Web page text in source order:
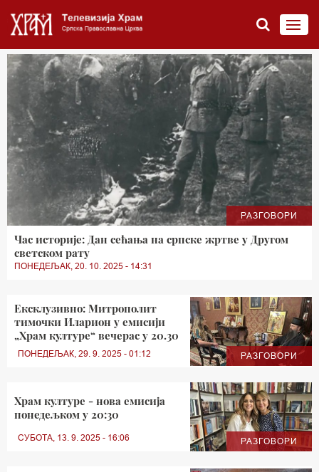
РАЗГОВОРИ
Час историје: Дан сећања на српске жртве у Другом
светском рату
ПОНЕДЕЉАК, 20. 10. 2025 - 14:31
РАЗГОВОРИ
Eксклузивно: Митрополит
тимочки Иларион у емисији
„Храм културе“ вечерас у 20.30
ПОНЕДЕЉАК, 29. 9. 2025 - 01:12
РАЗГОВОРИ
Храм културе - нова емисија
понедељком у 20:30
СУБОТА, 13. 9. 2025 - 16:06